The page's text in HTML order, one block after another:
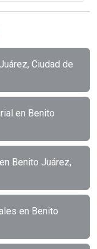
Ciudad de
en Benito
Benito Juárez,
en Benito